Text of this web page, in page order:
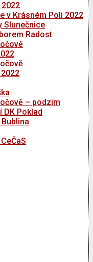
v Krásném Poli 2022
Slunečnice
Radost
– podzim
DK Poklad